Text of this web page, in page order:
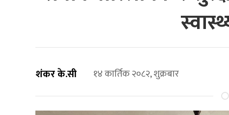
शंकर के.सी १४ कार्तिक २०८२, शुक्रबार